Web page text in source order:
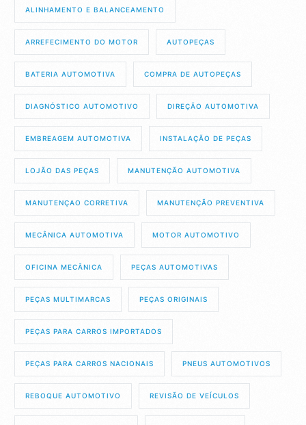
ALINHAMENTO E BALANCEAMENTO
ARREFECIMENTO DO MOTOR AUTOPEÇAS
BATERIA AUTOMOTIVA COMPRA DE AUTOPEÇAS
DIAGNÓSTICO AUTOMOTIVO DIREÇÃO AUTOMOTIVA
EMBREAGEM AUTOMOTIVA INSTALAÇÃO DE PEÇAS
LOJÃO DAS PEÇAS MANUTENÇÃO AUTOMOTIVA
MANUTENÇAO CORRETIVA MANUTENÇÃO PREVENTIVA
MECÂNICA AUTOMOTIVA MOTOR AUTOMOTIVO
OFICINA MECÂNICA PEÇAS AUTOMOTIVAS
PEÇAS MULTIMARCAS PEÇAS ORIGINAIS
PEÇAS PARA CARROS IMPORTADOS
PEÇAS PARA CARROS NACIONAIS PNEUS AUTOMOTIVOS
REBOQUE AUTOMOTIVO REVISÃO DE VEÍCULOS